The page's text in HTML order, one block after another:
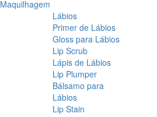
Maquilhagem
Lábios
Primer de Lábios
Gloss para Lábios
Lip Scrub
Lápis de Lábios
Lip Plumper
Bálsamo para
Lábios
Lip Stain